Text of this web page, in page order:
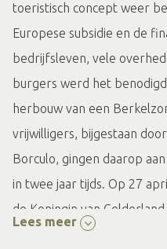
toeristisch concept weer
Europese subsidie en de
bedrijfsleven, vele
burgers werd het
herbouw van een
vrijwilligers, bijgestaan
Borculo, gingen daarop
in twee jaar tijds. Op 27
de Koningin van
Lees meer